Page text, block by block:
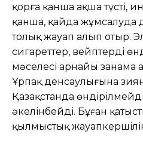
қорға қанша ақша түсті,
қанша, қайда жұмсалуда
толық жауап алып отыр.
сигареттер, вейптерді
мəселесі арнайы заңнама
Ұрпақ денсаулығына зиян
Қазақстанда
əкелінбейді. Бұған
қылмыстық